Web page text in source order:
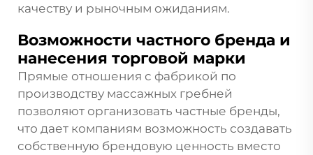
качеству и рыночным ожиданиям.
Возможности частного бренда и
нанесения торговой марки
Прямые отношения с фабрикой по
производству массажных гребней
позволяют организовать частные бренды,
что дает компаниям возможность создавать
собственную брендовую ценность вместо